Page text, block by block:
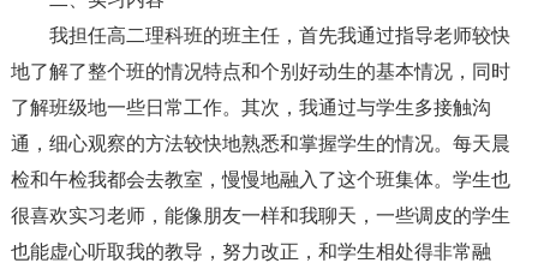
我担任高二理科班的班主任，首先我通过指导老师较快
地了解了整个班的情况特点和个别好动生的基本情况，同时
了解班级地一些日常工作。其次，我通过与学生多接触沟
通，细心观察的方法较快地熟悉和掌握学生的情况。每天晨
检和午检我都会去教室，慢慢地融入了这个班集体。学生也
很喜欢实习老师，能像朋友一样和我聊天，一些调皮的学生
也能虚心听取我的教导，努力改正，和学生相处得非常融